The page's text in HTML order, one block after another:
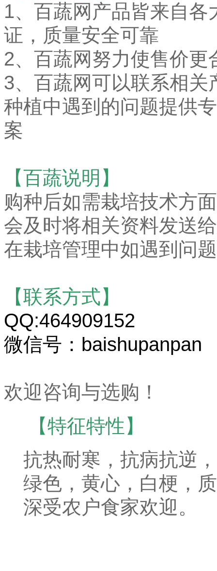
1、 百蔬网产品皆来自各
证，质量安全可靠
2、百蔬网努力使售价
3、百蔬网可以联系相
种植中遇到的问题提供
案
【百蔬说明】
购种后如需栽培技术方
会及时将相关资料发送
在栽培管理中如遇到问
【联系方式】
QQ:464909152
微信号：baishupanpan
欢迎咨询与选购！
【特征特性】
抗热耐寒，抗病抗逆
绿色，黄心，白梗，
深受农户食家欢迎。